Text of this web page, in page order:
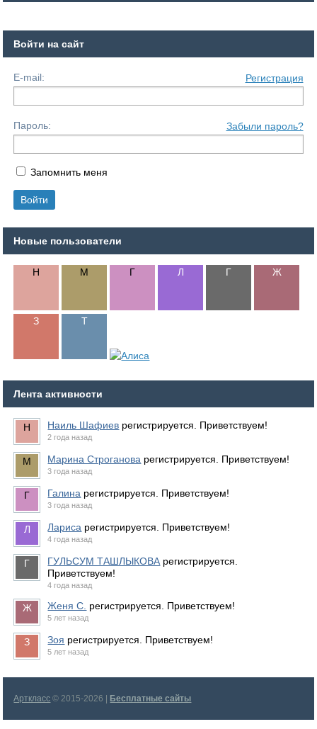
Войти на сайт
E-mail: Регистрация
Пароль: Забыли пароль?
Запомнить меня
Новые пользователи
Лента активности
Наиль Шафиев регистрируется. Приветствуем!
2 года назад
Марина Строганова регистрируется. Приветствуем!
3 года назад
Галина регистрируется. Приветствуем!
3 года назад
Лариса регистрируется. Приветствуем!
4 года назад
ГУЛЬСУМ ТАШЛЫКОВА регистрируется.
Приветствуем!
4 года назад
Женя С. регистрируется. Приветствуем!
5 лет назад
Зоя регистрируется. Приветствуем!
5 лет назад
Арткласс © 2015-2026 | Бесплатные сайты